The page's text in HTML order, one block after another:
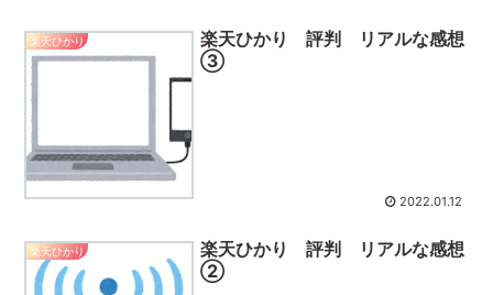
楽天ひかり
楽天ひかり 評判 リアルな感想
③
2022.01.12
楽天ひかり
楽天ひかり 評判 リアルな感想
②